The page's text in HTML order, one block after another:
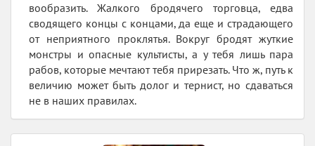
вообразить. Жалкого бродячего торговца, едва
сводящего концы с концами, да еще и страдающего
от неприятного проклятья. Вокруг бродят жуткие
монстры и опасные культисты, а у тебя лишь пара
рабов, которые мечтают тебя прирезать. Что ж, путь к
величию может быть долог и тернист, но сдаваться
не в наших правилах.